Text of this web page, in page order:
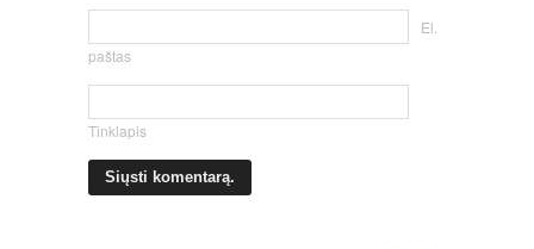
El.
paštas
Tinklapis